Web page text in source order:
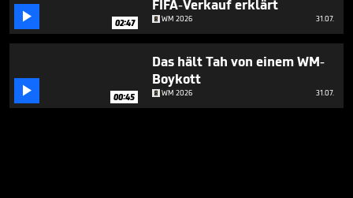
 02:47
FIFA-Verkauf erklärt
WM 2026 31.07.
 00:45
Das hält Tah von einem WM-
Boykott
WM 2026 31.07.